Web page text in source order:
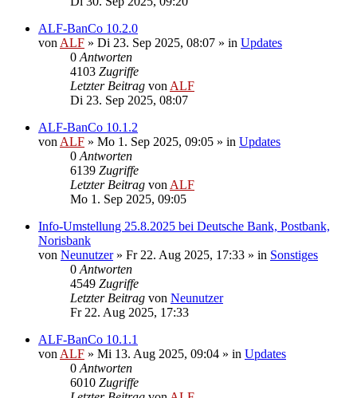
ALF-BanCo 10.2.0
von ALF » Di 23. Sep 2025, 08:07 » in Updates
0 Antworten
4103 Zugriffe
Letzter Beitrag von ALF
Di 23. Sep 2025, 08:07
ALF-BanCo 10.1.2
von ALF » Mo 1. Sep 2025, 09:05 » in Updates
0 Antworten
6139 Zugriffe
Letzter Beitrag von ALF
Mo 1. Sep 2025, 09:05
Info-Umstellung 25.8.2025 bei Deutsche Bank, Postbank,
Norisbank
von Neunutzer» Fr 22. Aug 2025, 17:33 » in Sonstiges
0 Antworten
4549 Zugriffe
Letzter Beitrag von Neunutzer
Fr 22. Aug 2025, 17:33
ALF-BanCo 10.1.1
von ALF » Mi 13. Aug 2025, 09:04 » in Updates
0 Antworten
6010 Zugriffe